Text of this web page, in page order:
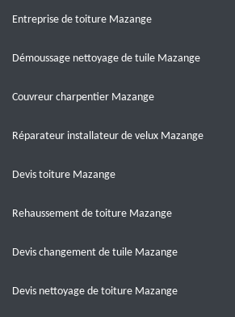
Entreprise de toiture Mazange
Démoussage nettoyage de tuile Mazange
Couvreur charpentier Mazange
Réparateur installateur de velux Mazange
Devis toiture Mazange
Rehaussement de toiture Mazange
Devis changement de tuile Mazange
Devis nettoyage de toiture Mazange